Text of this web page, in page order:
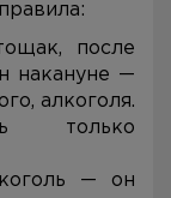
после
накануне —
алкоголя.
только
— он